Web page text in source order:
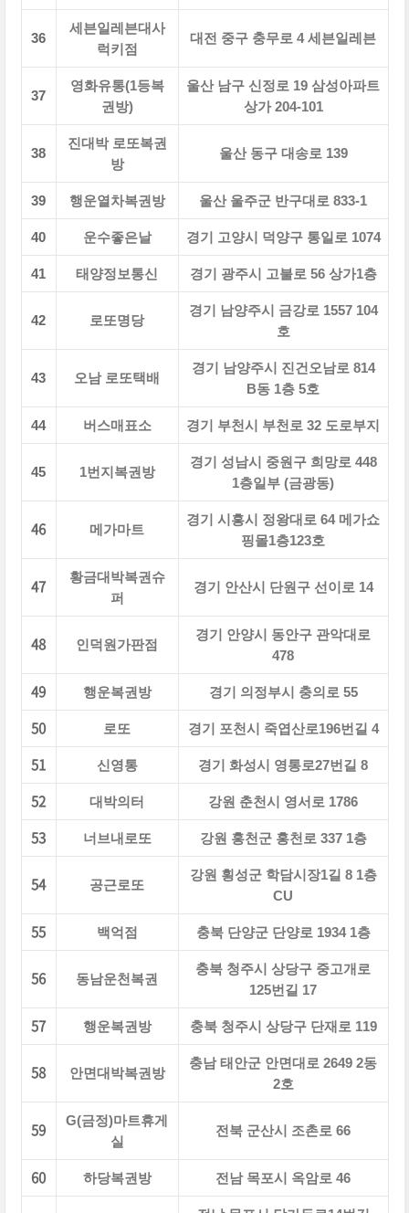
36
세븐일레븐대사
럭키점
대전 중구 충무로 4 세븐일레븐
37
영화유통(1등복
권방)
울산 남구 신정로 19 삼성아파트
상가 204-101
38
진대박 로또복권
방
울산 동구 대송로 139
39 행운열차복권방 울산 울주군 반구대로 833-1
40 운수좋은날 경기 고양시 덕양구 통일로 1074
41 태양정보통신 경기 광주시 고불로 56 상가1층
42 로또명당
경기 남양주시 금강로 1557 104
호
43 오남 로또택배
경기 남양주시 진건오남로 814
B동 1층 5호
44 버스매표소 경기 부천시 부천로 32 도로부지
45 1번지복권방
경기 성남시 중원구 희망로 448
1층일부 (금광동)
46 메가마트
경기 시흥시 정왕대로 64 메가쇼
핑몰1층123호
47
황금대박복권슈
퍼
경기 안산시 단원구 선이로 14
48 인덕원가판점
경기 안양시 동안구 관악대로
478
49 행운복권방 경기 의정부시 충의로 55
50 로또 경기 포천시 죽엽산로196번길 4
51 신영통 경기 화성시 영통로27번길 8
52 대박의터 강원 춘천시 영서로 1786
53 너브내로또 강원 홍천군 홍천로 337 1층
54 공근로또
강원 횡성군 학담시장1길 8 1층
CU
55 백억점 충북 단양군 단양로 1934 1층
56 동남운천복권
충북 청주시 상당구 중고개로
125번길 17
57 행운복권방 충북 청주시 상당구 단재로 119
58 안면대박복권방
충남 태안군 안면대로 2649 2동
2호
59
G(금정)마트휴게
실
전북 군산시 조촌로 66
60 하당복권방 전남 목포시 옥암로 46